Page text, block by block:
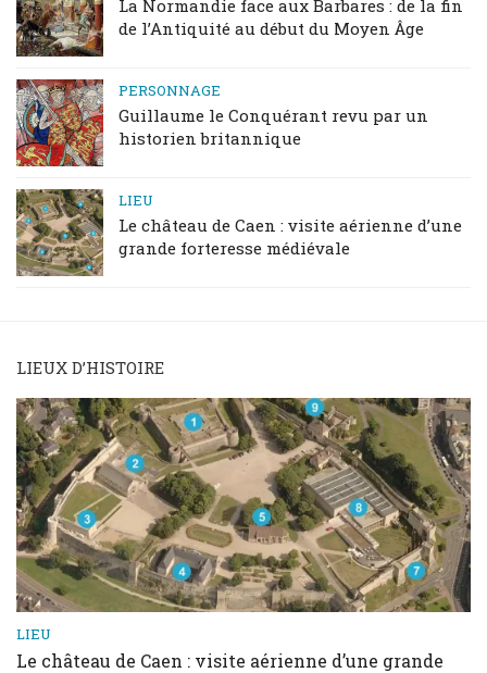
La Normandie face aux Barbares : de la fin
de l’Antiquité au début du Moyen Âge
PERSONNAGE
Guillaume le Conquérant revu par un
historien britannique
LIEU
Le château de Caen : visite aérienne d’une
grande forteresse médiévale
LIEUX D’HISTOIRE
LIEU
Le château de Caen : visite aérienne d’une grande